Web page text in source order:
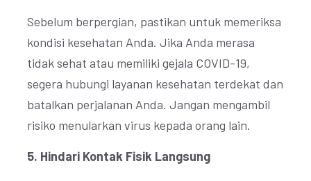
Sebelum berpergian, pastikan untuk memeriksa
kondisi kesehatan Anda. Jika Anda merasa
tidak sehat atau memiliki gejala COVID-19,
segera hubungi layanan kesehatan terdekat dan
batalkan perjalanan Anda. Jangan mengambil
risiko menularkan virus kepada orang lain.
5. Hindari Kontak Fisik Langsung